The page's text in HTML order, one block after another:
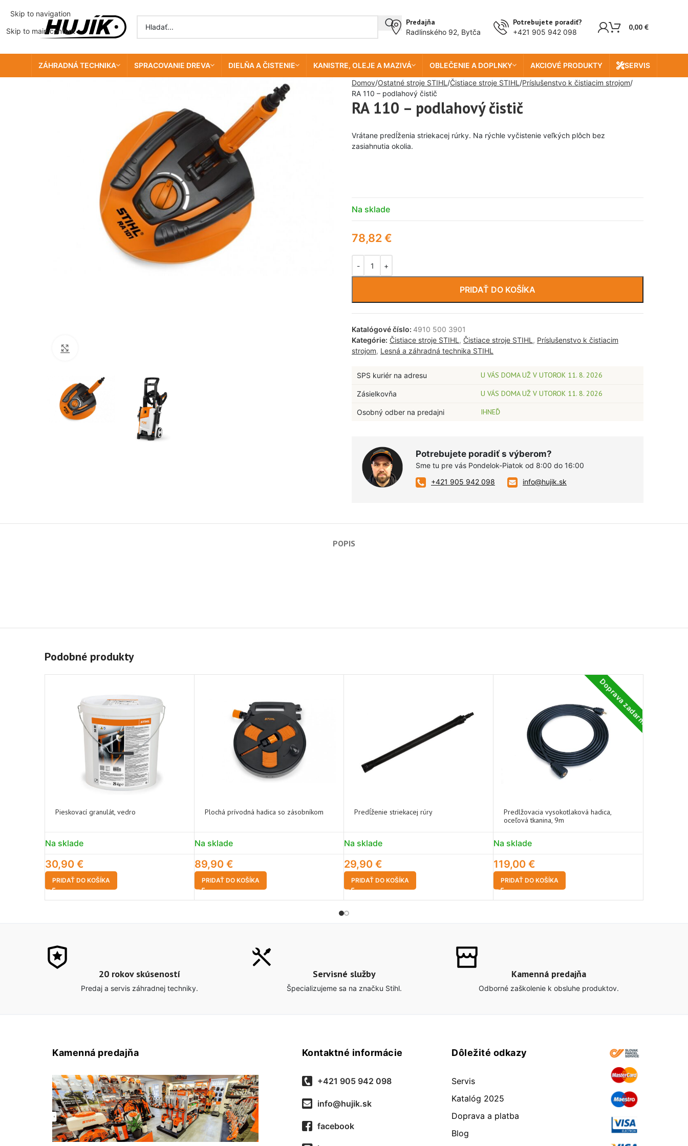
Skip to navigation
Skip to main content
Predajňa
Radlinského 92, Bytča
Potrebujete poradiť?
+421 905 942 098
0,00 €
ZÁHRADNÁ TECHNIKA SPRACOVANIE DREVA DIELŇA A ČISTENIE KANISTRE, OLEJE A MAZIVÁ OBLEČENIE A DOPLNKY AKCIOVÉ PRODUKTY SERVIS
Domov Ostatné stroje STIHL Čistiace stroje STIHL
Príslušenstvo k čistiacim strojom
RA 110 – podlahový čistič
RA 110 – podlahový čistič
Vrátane predĺženia striekacej rúrky. Na rýchle vyčistenie veľkých plôch bez
zasiahnutia okolia.
Na sklade
78,82€
PRIDAŤ DO KOŠÍKA
Katalógové číslo: 4910 500 3901
Kategórie: Čistiace stroje STIHL , Čistiace stroje STIHL , Príslušenstvo k čistiacim
strojom, Lesná a záhradná technika STIHL
SPS kuriér na adresu U VÁS DOMA UŽ V UTOROK 11. 8. 2026
Zásielkovňa U VÁS DOMA UŽ V UTOROK 11. 8. 2026
Osobný odber na predajni IHNEĎ
Potrebujete poradiť s výberom?
Sme tu pre vás Pondelok-Piatok od 8:00 do 16:00
+421 905 942 098
info@hujik.sk
POPIS
Podobné produkty
Pieskovací granulát, vedro
Na sklade
30,90 €
PRIDAŤ DO KOŠÍKA
Plochá prívodná hadica so zásobníkom
Na sklade
89,90 €
PRIDAŤ DO KOŠÍKA
Predĺženie striekacej rúry
Na sklade
29,90 €
PRIDAŤ DO KOŠÍKA
Doprava zadarmo
Predlžovacia vysokotlaková hadica,
oceľová tkanina, 9m
Na sklade
119,00 €
PRIDAŤ DO KOŠÍKA
20 rokov skúseností
Predaj a servis záhradnej techniky.
Servisné služby
Špecializujeme sa na značku Stihl.
Kamenná predajňa
Odborné zaškolenie k obsluhe produktov.
Kamenná predajňa Kontaktné informácie
+421 905 942 098
info@hujik.sk
facebook
Dôležité odkazy
Servis
Katalóg 2025
Doprava a platba
Blog